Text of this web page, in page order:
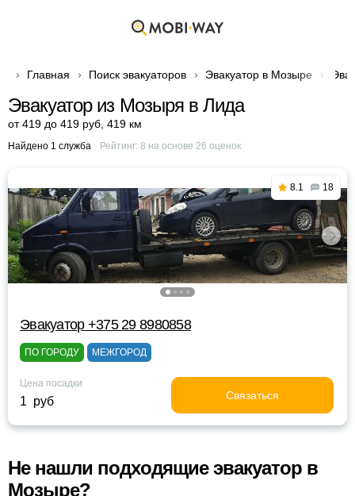
Главная Поиск эвакуаторов Эвакуатор в Мозыре
Эвакуатор из Мозыря в Лида
от 419 до 419 руб 419 км
Найдено 1 служба Рейтинг: 8 на основе 26 оценок
8.1 18
Эвакуатор +375 29 8980858
ПО ГОРОДУ МЕЖГОРОД
Цена посадки
1 руб Связаться
Не нашли подходящие эвакуатор в
Мозыре?